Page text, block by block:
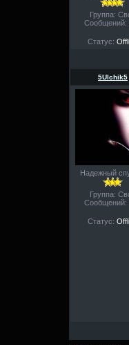
Группа:
Сообщений:
Статус:
5Ulchik5
Надежный
Группа:
Сообщений:
Статус: